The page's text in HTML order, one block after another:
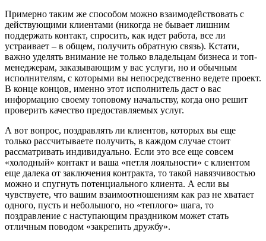
Примерно таким же способом можно взаимодействовать с
действующими клиентами (никогда не бывает лишним
поддержать контакт, спросить, как идет работа, все ли
устраивает – в общем, получить обратную связь). Кстати,
важно уделять внимание не только владельцам бизнеса и топ-
менеджерам, заказывающим у вас услуги, но и обычным
исполнителям, с которыми вы непосредственно ведете проект.
В конце концов, именно этот исполнитель даст о вас
информацию своему топовому начальству, когда оно решит
проверить качество предоставляемых услуг.
А вот вопрос, поздравлять ли клиентов, которых вы еще
только рассчитываете получить, в каждом случае стоит
рассматривать индивидуально. Если это все еще совсем
«холодный» контакт и ваша «петля лояльности» с клиентом
еще далека от заключения контракта, то такой навязчивостью
можно и спугнуть потенциального клиента. А если вы
чувствуете, что вашим взаимоотношениям как раз не хватает
одного, пусть и небольшого, но «теплого» шага, то
поздравление с наступающим праздником может стать
отличным поводом «закрепить дружбу».